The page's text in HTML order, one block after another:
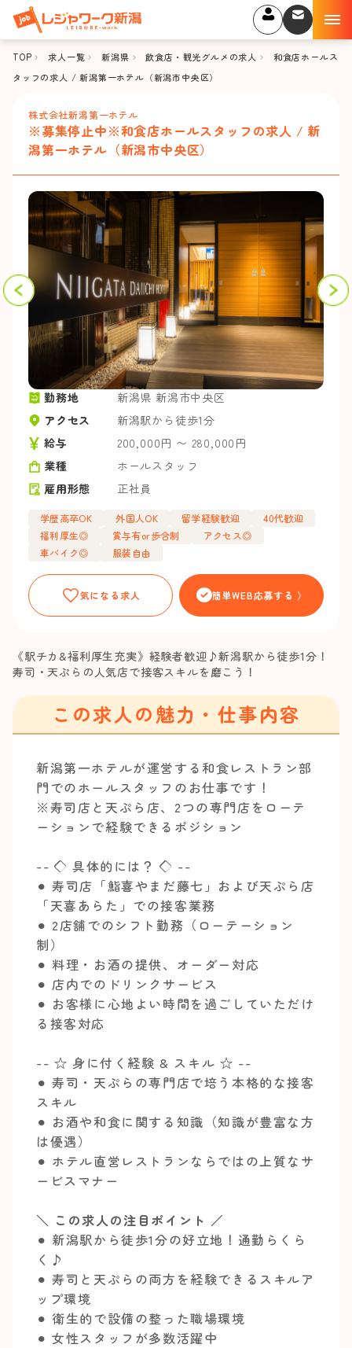
TOP 求人一覧 新潟県 飲食店・観光グルメの求人
和食店ホールス
タッフの求人 / 新潟第一ホテル（新潟市中央区）
株式会社新潟第一ホテル
※募集停止中※和食店ホールスタッフの求人 / 新
潟第一ホテル（新潟市中央区）
勤務地
新潟県 新潟市中央区
アクセス
新潟駅から徒歩1分
給与
200,000円 〜 280,000円
業種
ホールスタッフ
雇用形態
正社員
学歴高卒OK 外国人OK 留学経験歓迎
40代歓迎
福利厚生◎
賞与有or歩合制
アクセス◎
車バイク◎
服装自由
気になる求人 簡単WEB応募する 〉
《駅チカ&福利厚生充実》経験者歓迎♪新潟駅から徒歩1分！
寿司・天ぷらの人気店で接客スキルを磨こう！
この求人の魅力・仕事内容
新潟第一ホテルが運営する和食レストラン部
門でのホールスタッフのお仕事です！
※寿司店と天ぷら店、2つの専門店をローテ
ーションで経験できるポジション
-- ◇ 具体的には？ ◇ --
⚫︎ 寿司店「鮨喜やまだ藤七」および天ぷら店
「天喜あらた」での接客業務
⚫︎ 2店舗でのシフト勤務（ローテーション
制）
⚫︎ 料理・お酒の提供、オーダー対応
⚫︎ 店内でのドリンクサービス
⚫︎ お客様に心地よい時間を過ごしていただけ
る接客対応
-- ☆ 身に付く経験 & スキル ☆ --
⚫︎ 寿司・天ぷらの専門店で培う本格的な接客
スキル
⚫︎ お酒や和食に関する知識（知識が豊富な方
は優遇）
⚫︎ ホテル直営レストランならではの上質なサ
ービスマナー
＼ この求人の注目ポイント ／
⚫︎ 新潟駅から徒歩1分の好立地！通勤らくら
く♪
⚫︎ 寿司と天ぷらの両方を経験できるスキルア
ップ環境
⚫︎ 衛生的で設備の整った職場環境
⚫︎ 女性スタッフが多数活躍中